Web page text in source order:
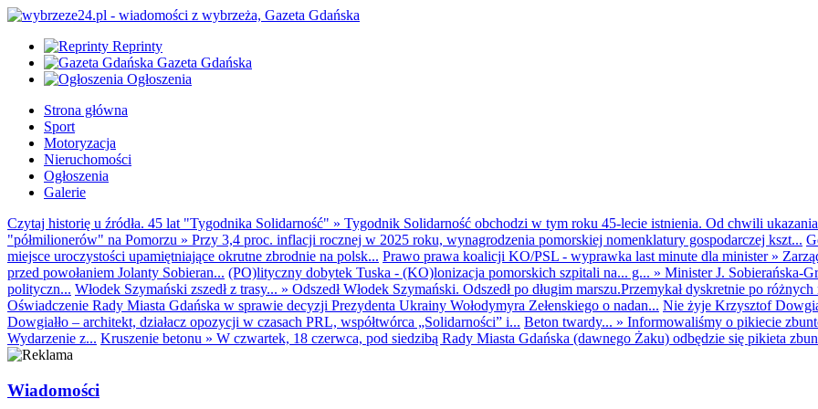
Reprinty
Gazeta Gdańska
Ogłoszenia
Strona główna
Sport
Motoryzacja
Nieruchomości
Ogłoszenia
Galerie
Czytaj historię u źródła. 45 lat "Tygodnika Solidarność" » Tygodnik Solidarność obchodzi w tym roku 45-lecie istnienia. Od chwili
"półmilionerów" na Pomorzu » Przy 3,4 proc. inflacji rocznej w 2025 roku, wynagrodzenia pomorskiej nomenklatury gospodarczej kszt...
miejsce uroczystości upamiętniające okrutne zbrodnie na polsk... Prawo prawa koalicji KO/PSL - wyprawka last minute dla minister»
przed powołaniem Jolanty Sobieran... (PO)lityczny dobytek Tuska - (KO)lonizacja pomorskich szpitali na... g... » Minister J. Sobierańska-
polityczn... Włodek Szymański zszedł z trasy... » Odszedł Włodek Szymański. Odszedł po długim marszu.Przemykał dyskretnie po
Oświadczenie Rady Miasta Gdańska w sprawie decyzji Prezydenta Ukrainy Wołodymyra Zełenskiego o nadan... Nie żyje Krzysztof
Dowgiałło – architekt, działacz opozycji w czasach PRL, współtwórca „Solidarności” i... Beton twardy... » Informowaliśmy o pikiecie
Wydarzenie z... Kruszenie betonu » W czwartek, 18 czerwca, pod siedzibą Rady Miasta Gdańska (dawnego Żaku) odbędzie się pikieta
Wiadomości